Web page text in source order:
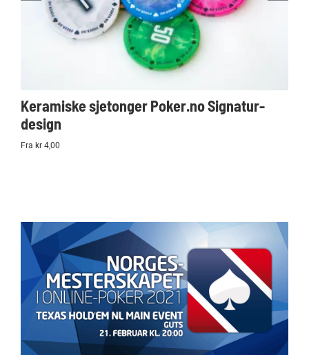
Keramiske sjetonger Poker.no Signatur-
design
Fra kr 4,00